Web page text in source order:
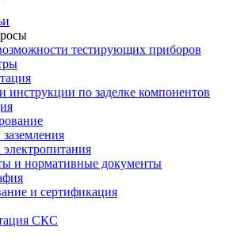
тестирующих приборов
инструкции по заделке компонентов
и нормативные документы
и сертификация
СКС